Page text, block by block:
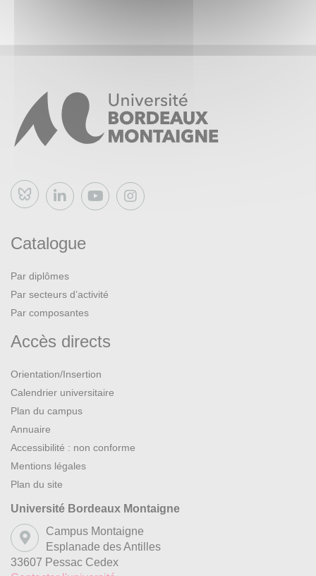
Bluesky
Catalogue
Par diplômes
Par secteurs d’activité
Par composantes
Accès directs
Orientation/Insertion
Calendrier universitaire
Plan du campus
Annuaire
Accessibilité : non conforme
Mentions légales
Plan du site
Université Bordeaux Montaigne
Campus Montaigne
Esplanade des Antilles
33607 Pessac Cedex